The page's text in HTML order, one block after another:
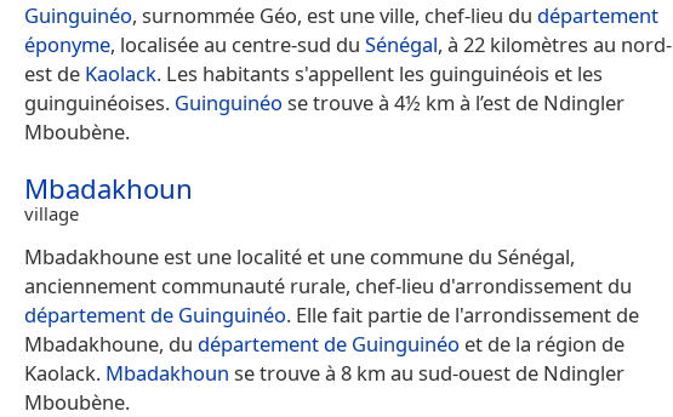
Guinguinéo, surnommée Géo, est une ville, chef-lieu du département
éponyme, localisée au centre-sud du Sénégal, à 22 kilomètres au nord-
est de Kaolack. Les habitants s'appellent les guinguinéois et les
guinguinéoises. Guinguinéo se trouve à 4½ km à l’est de Ndingler
Mboubène.
Mbadakhoun
village
Mbadakhoune est une localité et une commune du Sénégal,
anciennement communauté rurale, chef-lieu d'arrondissement du
département de Guinguinéo. Elle fait partie de l'arrondissement de
Mbadakhoune, du département de Guinguinéo et de la région de
Kaolack. Mbadakhoun se trouve à 8 km au sud-ouest de Ndingler
Mboubène.